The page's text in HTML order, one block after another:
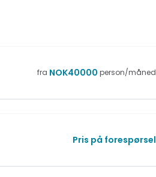
fra NOK40000 person/måned
Pris på forespørsel